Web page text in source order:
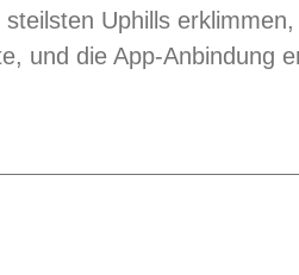
Uphills
und die App-Anbindung